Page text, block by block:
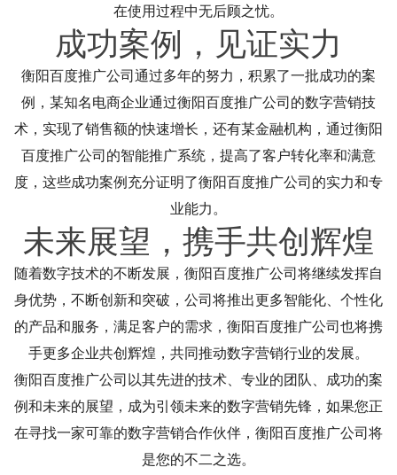
在使用过程中无后顾之忧。
成功案例，见证实力
衡阳百度推广公司通过多年的努力，积累了一批成功的案
例，某知名电商企业通过衡阳百度推广公司的数字营销技
术，实现了销售额的快速增长，还有某金融机构，通过衡阳
百度推广公司的智能推广系统，提高了客户转化率和满意
度，这些成功案例充分证明了衡阳百度推广公司的实力和专
业能力。
未来展望，携手共创辉煌
随着数字技术的不断发展，衡阳百度推广公司将继续发挥自
身优势，不断创新和突破，公司将推出更多智能化、个性化
的产品和服务，满足客户的需求，衡阳百度推广公司也将携
手更多企业共创辉煌，共同推动数字营销行业的发展。
衡阳百度推广公司以其先进的技术、专业的团队、成功的案
例和未来的展望，成为引领未来的数字营销先锋，如果您正
在寻找一家可靠的数字营销合作伙伴，衡阳百度推广公司将
是您的不二之选。